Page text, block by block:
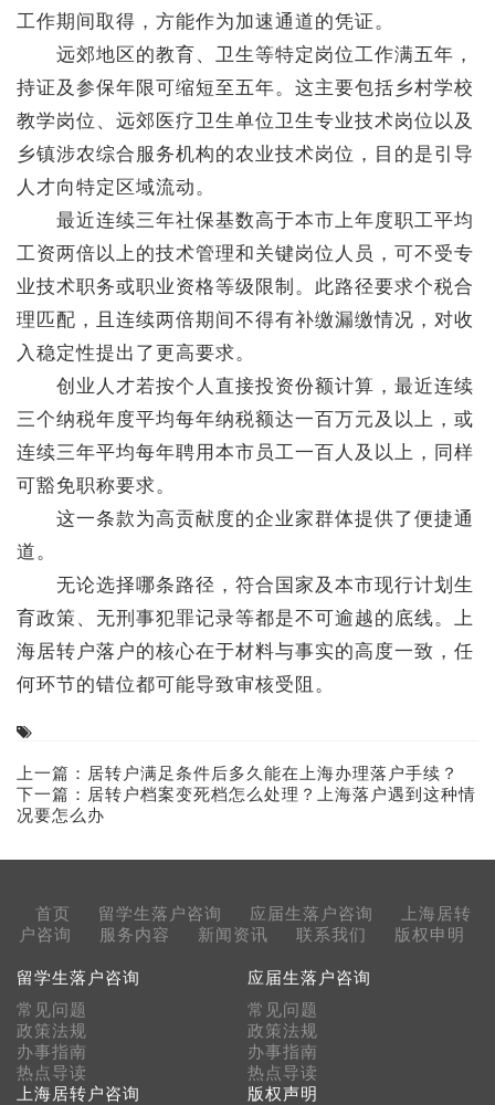
工作期间取得，方能作为加速通道的凭证。
远郊地区的教育、卫生等特定岗位工作满五年，
持证及参保年限可缩短至五年。这主要包括乡村学校
教学岗位、远郊医疗卫生单位卫生专业技术岗位以及
乡镇涉农综合服务机构的农业技术岗位，目的是引导
人才向特定区域流动。
最近连续三年社保基数高于本市上年度职工平均
工资两倍以上的技术管理和关键岗位人员，可不受专
业技术职务或职业资格等级限制。此路径要求个税合
理匹配，且连续两倍期间不得有补缴漏缴情况，对收
入稳定性提出了更高要求。
创业人才若按个人直接投资份额计算，最近连续
三个纳税年度平均每年纳税额达一百万元及以上，或
连续三年平均每年聘用本市员工一百人及以上，同样
可豁免职称要求。
这一条款为高贡献度的企业家群体提供了便捷通
道。
无论选择哪条路径，符合国家及本市现行计划生
育政策、无刑事犯罪记录等都是不可逾越的底线。上
海居转户落户的核心在于材料与事实的高度一致，任
何环节的错位都可能导致审核受阻。
上一篇： 居转户满足条件后多久能在上海办理落户手续？
下一篇： 居转户档案变死档怎么处理？上海落户遇到这种情
况要怎么办
首页 留学生落户咨询 应届生落户咨询
上海居转
户咨询
服务内容 新闻资讯 联系我们 版权申明
留学生落户咨询
常见问题
政策法规
办事指南
热点导读
应届生落户咨询
常见问题
政策法规
办事指南
热点导读
上海居转户咨询
版权声明